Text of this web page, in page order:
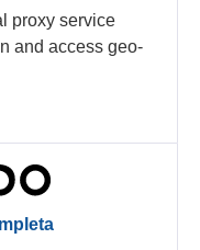
proxy service
and access geo-